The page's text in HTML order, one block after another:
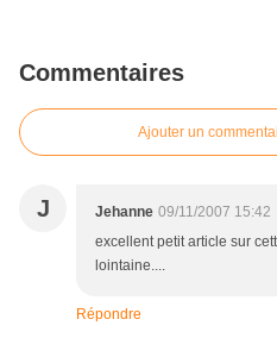
Commentaires
Ajouter un
J Jehanne 09/11/2007 15:42
excellent petit article sur
lointaine....
Répondre